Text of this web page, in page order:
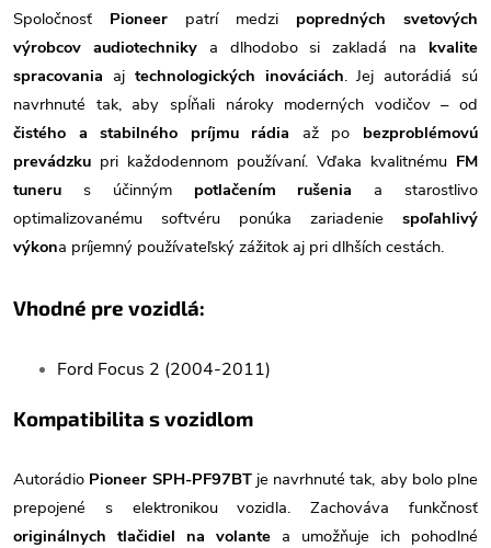
Spoločnosť Pioneer patrí medzi popredných svetových
výrobcov audiotechnikya dlhodobo si zakladá na kvalite
spracovania aj technologických inováciách. Jej autorádiá sú
navrhnuté tak, aby spĺňali nároky moderných vodičov – od
čistého a stabilného príjmu rádia až po bezproblémovú
prevádzku pri každodennom používaní. Vďaka kvalitnému FM
tuneru s účinným potlačením rušenia a starostlivo
optimalizovanému softvéru ponúka zariadenie spoľahlivý
výkona príjemný používateľský zážitok aj pri dlhších cestách.
Vhodné pre vozidlá:
Ford Focus 2 (2004-2011)
Kompatibilita s vozidlom
Autorádio Pioneer SPH-PF97BTje navrhnuté tak, aby bolo plne
prepojené s elektronikou vozidla. Zachováva funkčnosť
originálnych tlačidiel na volante a umožňuje ich pohodlné